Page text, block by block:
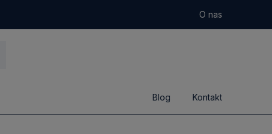
O nas
Blog Kontakt